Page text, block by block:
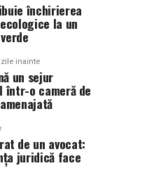
închirierea
la un
zile inainte
un sejur
într-o cameră de
de un avocat:
juridică face